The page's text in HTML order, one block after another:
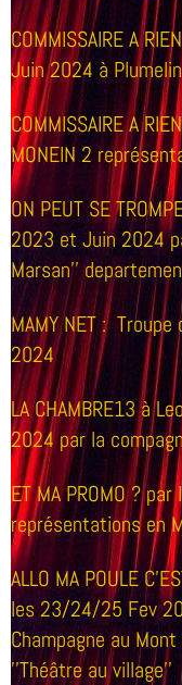
COMMISSAIRE A
Juin 2024 à
COMMISSAIRE A
MONEIN 2
ON PEUT SE
2023 et Juin 2024
Marsan''
MAMY NET :Troupe
2024
LA CHAMBRE13à
2024 par la
ET MA PROMO ?
représentations en
ALLO MA POULE
les 23/24/25 Fev
Champagne au
''Théâtre au village''